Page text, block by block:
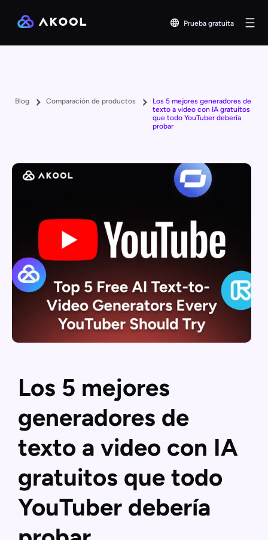
Prueba gratuita
Blog Comparación de productos
Los 5 mejores generadores de
texto a video con IA gratuitos
que todo YouTuber debería
probar
Los 5 mejores
generadores de
texto a video con IA
gratuitos que todo
YouTuber debería